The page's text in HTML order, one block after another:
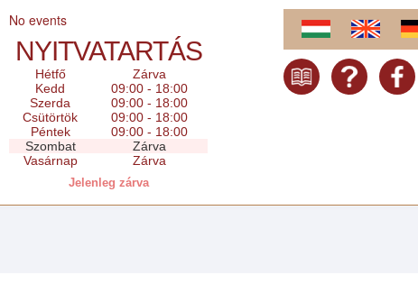
No events
NYITVATARTÁS
Hétfő
Zárva
Kedd
09:00 - 18:00
Szerda
09:00 - 18:00
Csütörtök
09:00 - 18:00
Péntek
09:00 - 18:00
Szombat
Zárva
Vasárnap
Zárva
Jelenleg zárva